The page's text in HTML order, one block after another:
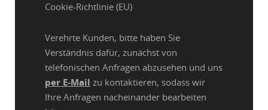
Cookie-Richtlinie (EU)
Verehrte Kunden, bitte haben Sie
Verständnis dafür, zunächst von
telefonischen Anfragen abzusehen und uns
per E-Mail zu kontaktieren, sodass wir
Ihre Anfragen nacheinander bearbeiten